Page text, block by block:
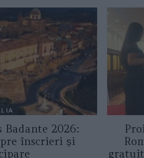
Badante 2026:
înscrieri și